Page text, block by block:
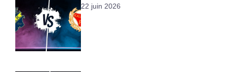
22 juin 2026